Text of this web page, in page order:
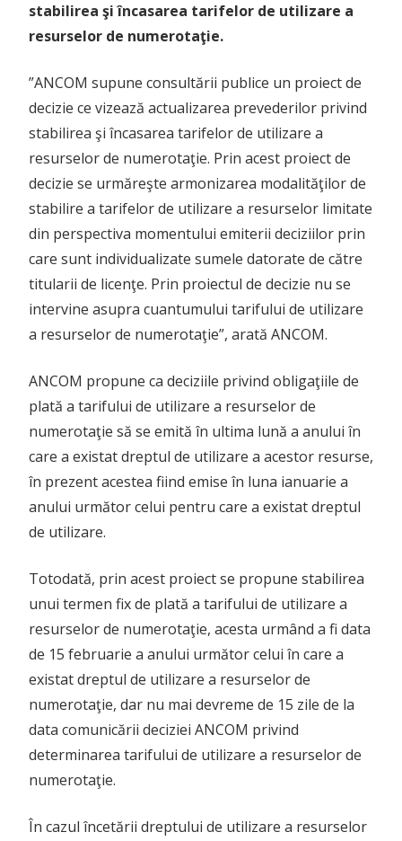
stabilirea şi încasarea tarifelor de utilizare a
resurselor de numerotaţie.
”ANCOM supune consultării publice un proiect de
decizie ce vizează actualizarea prevederilor privind
stabilirea şi încasarea tarifelor de utilizare a
resurselor de numerotaţie. Prin acest proiect de
decizie se urmăreşte armonizarea modalităţilor de
stabilire a tarifelor de utilizare a resurselor limitate
din perspectiva momentului emiterii deciziilor prin
care sunt individualizate sumele datorate de către
titularii de licenţe. Prin proiectul de decizie nu se
intervine asupra cuantumului tarifului de utilizare
a resurselor de numerotaţie”, arată ANCOM.
ANCOM propune ca deciziile privind obligaţiile de
plată a tarifului de utilizare a resurselor de
numerotaţie să se emită în ultima lună a anului în
care a existat dreptul de utilizare a acestor resurse,
în prezent acestea fiind emise în luna ianuarie a
anului următor celui pentru care a existat dreptul
de utilizare.
Totodată, prin acest proiect se propune stabilirea
unui termen fix de plată a tarifului de utilizare a
resurselor de numerotaţie, acesta urmând a fi data
de 15 februarie a anului următor celui în care a
existat dreptul de utilizare a resurselor de
numerotaţie, dar nu mai devreme de 15 zile de la
data comunicării deciziei ANCOM privind
determinarea tarifului de utilizare a resurselor de
numerotaţie.
În cazul încetării dreptului de utilizare a resurselor